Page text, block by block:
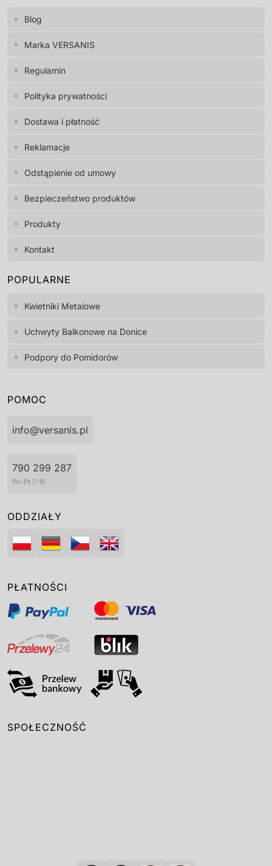
Blog
Marka VERSANIS
Regulamin
Polityka prywatności
Dostawa i płatność
Reklamacje
Odstąpienie od umowy
Bezpieczeństwo produktów
Produkty
Kontakt
POPULARNE
Kwietniki Metalowe
Uchwyty Balkonowe na Donice
Podpory do Pomidorów
POMOC
info@versanis.pl
790 299 287
Pn-Pt 7-15
ODDZIAŁY
PŁATNOŚCI
SPOŁECZNOŚĆ